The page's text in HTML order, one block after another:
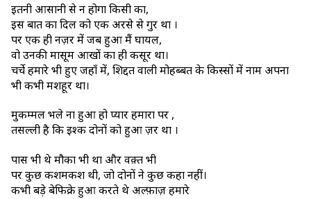
इतनी आसानी से न होगा किसी का,
इस बात का दिल को एक अरसे से गुरूर था ।
पर एक ही नज़र में जब हुआ मैं घायल,
वो उनकी मासूम आखों का ही कसूर था।
चर्चे हमारे भी हुए जहाँ में, शिद्दत वाली मोहब्बत के किस्सों में नाम अपना
भी कभी मशहूर था।
मुकम्मल भले ना हुआ हो प्यार हमारा पर ,
तसल्ली है कि इश्क दोनों को हुआ ज़रूर था ।
पास भी थे मौका भी था और वक़्त भी
पर कुछ कशमकश थी, जो दोनों ने कुछ कहा नहीं।
कभी बड़े बेफिक्रे हुआ करते थे अल्फ़ाज़ हमारे